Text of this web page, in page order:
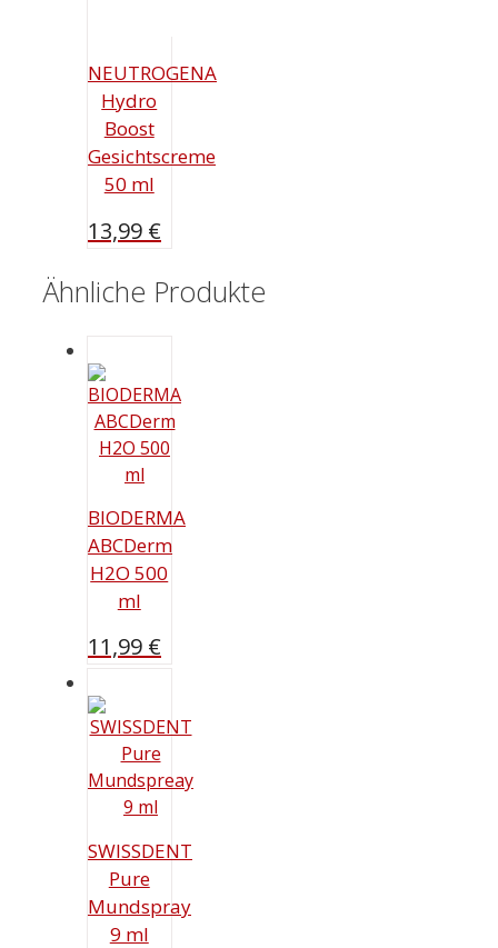
NEUTROGENA
Hydro
Boost
Gesichtscreme
50 ml
13,99 €
Ähnliche Produkte
BIODERMA
ABCDerm
H2O 500
ml
11,99 €
SWISSDENT
Pure
Mundspray
9 ml